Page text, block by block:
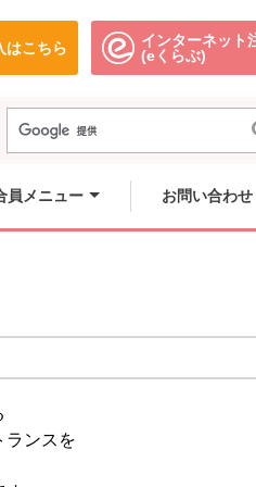
はこちら
のウィンドウで開きます。
インターネット
(eくらぶ)別のウィ
員メニュー お問い合わせ
ランスを